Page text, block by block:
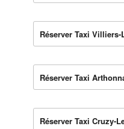
Réserver Taxi
Réserver Taxi
Réserver Taxi Cruzy-